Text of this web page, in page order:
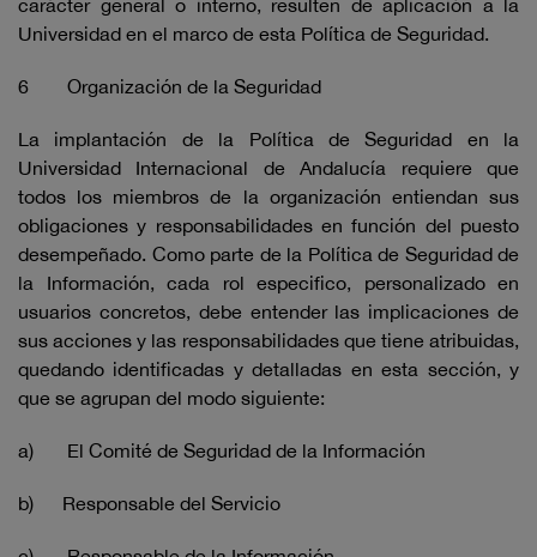
carácter general o interno, resulten de aplicación a la
Universidad en el marco de esta Política de Seguridad.
6 Organización de la Seguridad
La implantación de la Política de Seguridad en la
Universidad Internacional de Andalucía requiere que
todos los miembros de la organización entiendan sus
obligaciones y responsabilidades en función del puesto
desempeñado. Como parte de la Política de Seguridad de
la Información, cada rol especifico, personalizado en
usuarios concretos, debe entender las implicaciones de
sus acciones y las responsabilidades que tiene atribuidas,
quedando identificadas y detalladas en esta sección, y
que se agrupan del modo siguiente:
a) El Comité de Seguridad de la Información
b) Responsable del Servicio